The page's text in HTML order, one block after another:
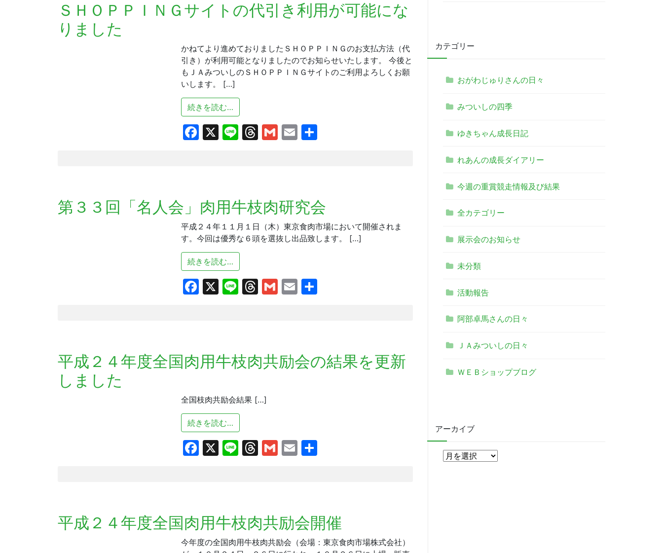
ＳＨＯＰＰＩＮＧサイトの代引き利用が可能にな
りました
かねてより進めておりましたＳＨＯＰＰＩＮＧのお支払方法（代
引き）が利用可能となりましたのでお知らせいたします。 今後と
もＪＡみついしのＳＨＯＰＰＩＮＧサイトのご利用よろしくお願
いします。 […]
続きを読む… from ＳＨＯＰＰＩＮＧサイトの代引き利用が可能になりました
Facebook
X LineThreads
Gmail
Email
第３３回「名人会」肉用牛枝肉研究会
平成２４年１１月１日（木）東京食肉市場において開催されま
す。今回は優秀な６頭を選抜し出品致します。 […]
続きを読む…
Facebook
X LineThreads
Gmail
Email
平成２４年度全国肉用牛枝肉共励会の結果を更新
しました
全国枝肉共励会結果 […]
続きを読む…
Facebook
X LineThreads
Gmail
Email
平成２４年度全国肉用牛枝肉共励会開催
今年度の全国肉用牛枝肉共励会（会場：東京食肉市場株式会社）
カテゴリー
おがわじゅりさんの日々
みついしの四季
ゆきちゃん成長日記
れあんの成長ダイアリー
今週の重賞競走情報及び結果
全カテゴリー
展示会のお知らせ
未分類
活動報告
阿部卓馬さんの日々
ＪＡみついしの日々
ＷＥＢショップブログ
アーカイブ
ア